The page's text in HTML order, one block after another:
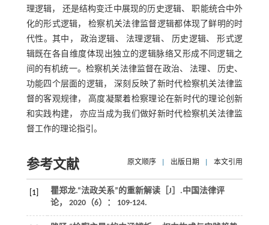
理逻辑， 还是结构变迁中展现的历史逻辑、 职能统合中外
化的形式逻辑， 检察机关法律监督逻辑都体现了鲜明的时
代性。其中， 政治逻辑、 法理逻辑、 历史逻辑、 形式逻
辑既在各自维度体现出独立的逻辑脉络又形成不同逻辑之
间的有机统一。检察机关法律监督在政治、 法理、 历史、
功能四个层面的逻辑， 深刻反映了新时代检察机关法律监
督的客观规律， 高度凝聚着检察理论在新时代的理论创新
和实践构建， 亦应当成为我们做好新时代检察机关法律监
督工作的理论指引。
参考文献 原文顺序 出版日期 本文引用
[1] 瞿郑龙.“法政关系”的重新解读［J］.中国法律评
论， 2020（6）： 109-124.